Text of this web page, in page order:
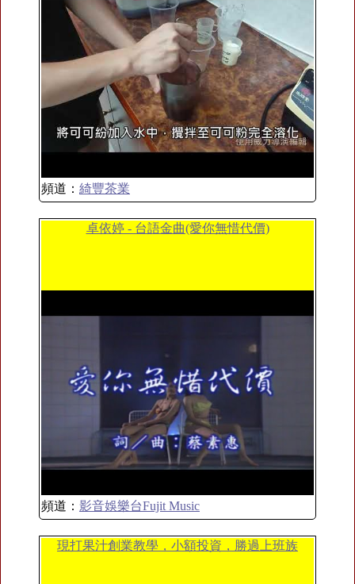
頻道： 綺豐茶業
卓依婷 - 台語金曲(愛你無惜代價)
頻道： 影音娛樂台Fujit Music
現打果汁創業教學，小額投資，勝過上班族